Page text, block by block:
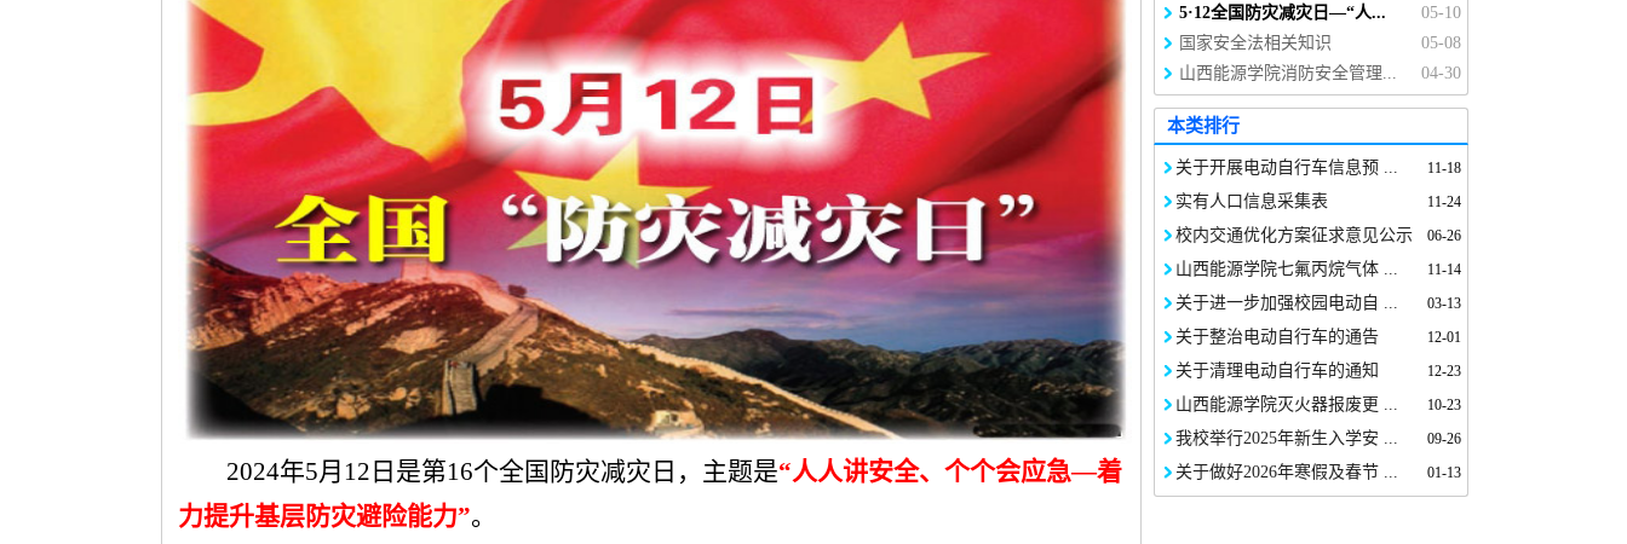
2024年5月12日是第16个全国防灾减灾日，主题是“人人讲安全、个个会应急—着
力提升基层防灾避险能力”。
05-10
5·12全国防灾减灾日—“人...
05-08
国家安全法相关知识
04-30
山西能源学院消防安全管理...
本类排行
关于开展电动自行车信息预 ... 11-18
实有人口信息采集表 11-24
校内交通优化方案征求意见公示 06-26
山西能源学院七氟丙烷气体 ... 11-14
关于进一步加强校园电动自 ... 03-13
关于整治电动自行车的通告 12-01
关于清理电动自行车的通知 12-23
山西能源学院灭火器报废更 ... 10-23
我校举行2025年新生入学安 ... 09-26
关于做好2026年寒假及春节 ... 01-13